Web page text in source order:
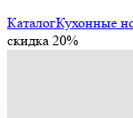
КаталогКухонные
скидка 20%